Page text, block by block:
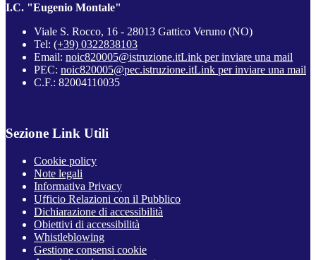
I.C. "Eugenio Montale"
Viale S. Rocco, 16 - 28013 Gattico Veruno (NO)
Tel: (+39) 0322838103
Email: noic820005@istruzione.itLink per inviare una mail
PEC: noic820005@pec.istruzione.itLink per inviare una mail
C.F.: 82004110035
Sezione Link Utili
Cookie policy
Note legali
Informativa Privacy
Ufficio Relazioni con il Pubblico
Dichiarazione di accessibilità
Obiettivi di accessibilità
Whistleblowing
Gestione consensi cookie